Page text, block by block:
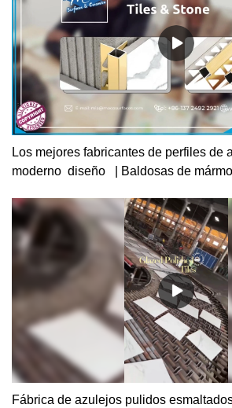
Los mejores fabricantes de perfiles de
moderno diseño | Baldosas de
Fábrica de azulejos pulidos